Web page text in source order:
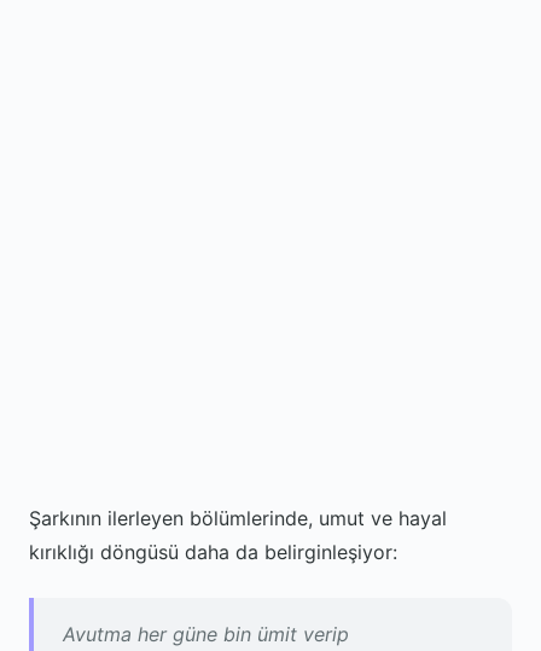
Şarkının ilerleyen bölümlerinde, umut ve hayal
kırıklığı döngüsü daha da belirginleşiyor:
Avutma her güne bin ümit verip